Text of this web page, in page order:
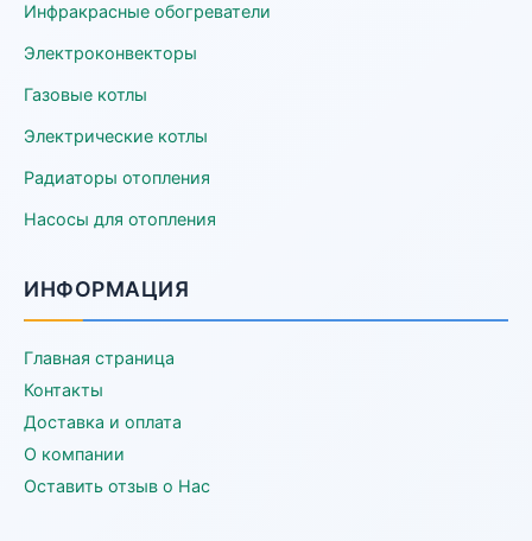
Инфракрасные обогреватели
Электроконвекторы
Газовые котлы
Электрические котлы
Радиаторы отопления
Насосы для отопления
ИНФОРМАЦИЯ
Главная страница
Контакты
Доставка и оплата
О компании
Оставить отзыв о Нас